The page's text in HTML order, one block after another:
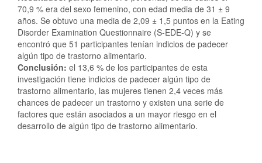
70,9 % era del sexo femenino, con edad media de 31 ± 9
años. Se obtuvo una media de 2,09 ± 1,5 puntos en la Eating
Disorder Examination Questionnaire (S-EDE-Q) y se
encontró que 51 participantes tenían indicios de padecer
algún tipo de trastorno alimentario.
Conclusión: el 13,6 % de los participantes de esta
investigación tiene indicios de padecer algún tipo de
trastorno alimentario, las mujeres tienen 2,4 veces más
chances de padecer un trastorno y existen una serie de
factores que están asociados a un mayor riesgo en el
desarrollo de algún tipo de trastorno alimentario.